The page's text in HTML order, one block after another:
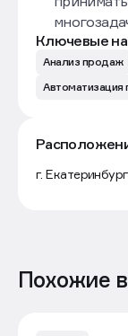
Ключевые
Анализ продаж
г.
Похожие